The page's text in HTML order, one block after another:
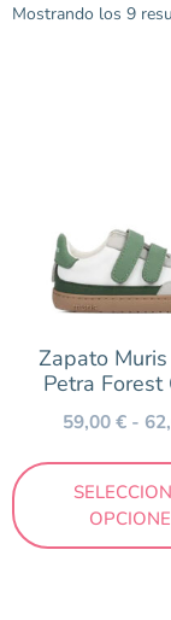
Color
Azul
Blanco
Coral
Cuero
Mostaza
Multicolor
Nude
Mostrando los 9
Zapato
Petra Forest
59,00€ -